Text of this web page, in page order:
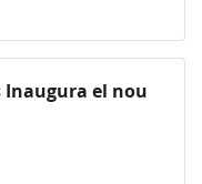
Inaugura el nou